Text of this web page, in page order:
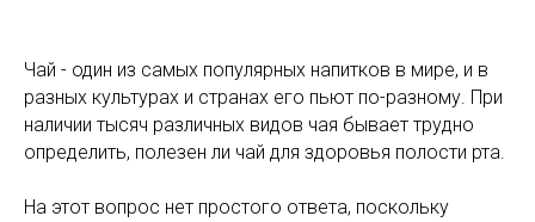
Чай - один из самых популярных напитков в мире, и в
разных культурах и странах его пьют по-разному. При
наличии тысяч различных видов чая бывает трудно
определить, полезен ли чай для здоровья полости рта.
На этот вопрос нет простого ответа, поскольку